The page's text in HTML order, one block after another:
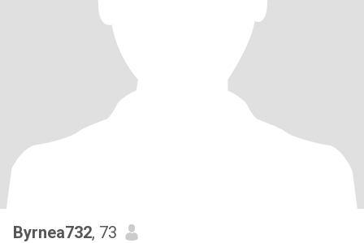
Byrnea732, 73